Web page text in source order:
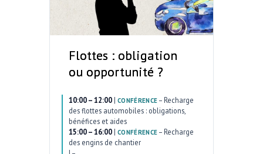
Flottes : obligation
ou opportunité ?
10:00 – 12:00 | CONFÉRENCE – Recharge
des flottes automobiles : obligations,
bénéfices et aides
15:00 – 16:00 | CONFÉRENCE – Recharge
des engins de chantier